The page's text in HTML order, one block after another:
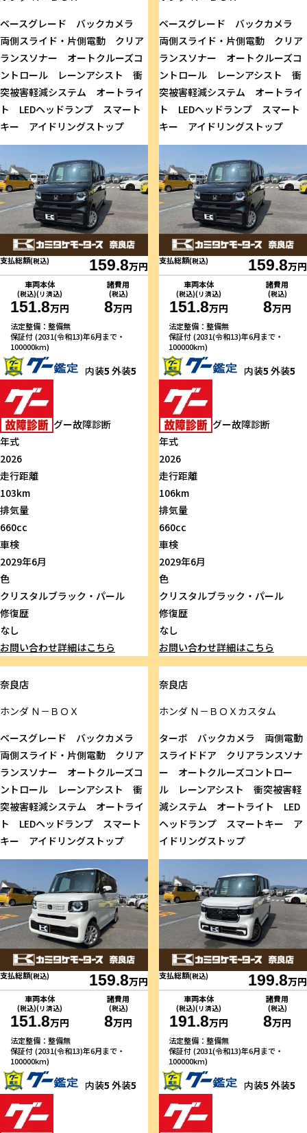
ベースグレード バックカメラ
両側スライド・片側電動 クリア
ランスソナー オートクルーズコ
ントロール レーンアシスト 衝
突被害軽減システム オートライ
ト LEDヘッドランプ スマート
キー アイドリングストップ
支払総額(税込) 159.8万円
車両本体
(税込)(リ済込)
151.8万円
諸費用
(税込)
8万円
法定整備：整備無
保証付 (2031(令和13)年6月まで・
100000km)
内装5 外装5
グー故障診断
年式
2026
走行距離
103km
排気量
660cc
車検
2029年6月
色
クリスタルブラック・パール
修復歴
なし
お問い合わせ詳細はこちら
ベースグレード バックカメラ
両側スライド・片側電動 クリア
ランスソナー オートクルーズコ
ントロール レーンアシスト 衝
突被害軽減システム オートライ
ト LEDヘッドランプ スマート
キー アイドリングストップ
支払総額(税込) 159.8万円
車両本体
(税込)(リ済込)
151.8万円
諸費用
(税込)
8万円
法定整備：整備無
保証付 (2031(令和13)年6月まで・
100000km)
内装5 外装5
グー故障診断
年式
2026
走行距離
106km
排気量
660cc
車検
2029年6月
色
クリスタルブラック・パール
修復歴
なし
お問い合わせ詳細はこちら
奈良店
ホンダ Ｎ－ＢＯＸ
ベースグレード バックカメラ
両側スライド・片側電動 クリア
ランスソナー オートクルーズコ
ントロール レーンアシスト 衝
突被害軽減システム オートライ
ト LEDヘッドランプ スマート
キー アイドリングストップ
支払総額(税込) 159.8万円
車両本体
(税込)(リ済込)
151.8万円
諸費用
(税込)
8万円
法定整備：整備無
保証付 (2031(令和13)年6月まで・
100000km)
内装5 外装5
奈良店
ホンダＮ－ＢＯＸカスタム
ターボ バックカメラ 両側電動
スライドドア クリアランスソナ
ー オートクルーズコントロー
ル レーンアシスト 衝突被害軽
減システム オートライト LED
ヘッドランプ スマートキー ア
イドリングストップ
支払総額(税込) 199.8万円
車両本体
(税込)(リ済込)
191.8万円
諸費用
(税込)
8万円
法定整備：整備無
保証付 (2031(令和13)年6月まで・
100000km)
内装5 外装5